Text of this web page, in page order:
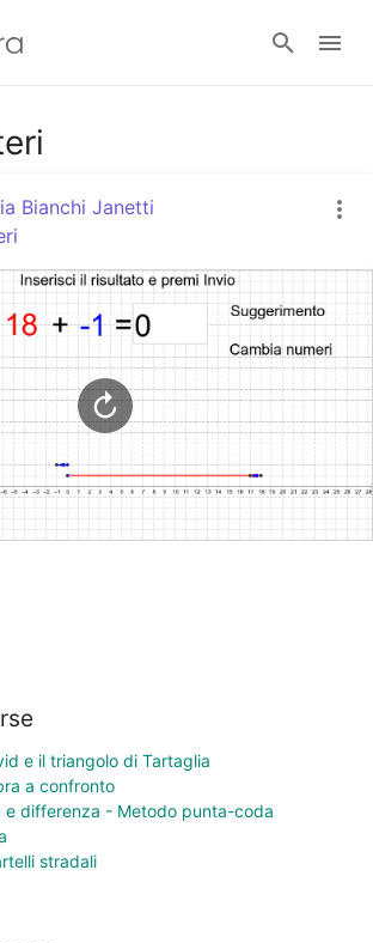
Accedi
Bianchi Janetti
e il triangolo di Tartaglia
a confronto
e differenza - Metodo punta-coda
stradali